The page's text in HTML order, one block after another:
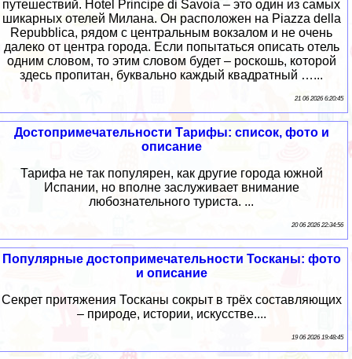
путешествий. Hotel Principe di Savoia – это один из самых
шикарных отелей Милана. Он расположен на Piazza della
Repubblica, рядом с центральным вокзалом и не очень
далеко от центра города. Если попытаться описать отель
одним словом, то этим словом будет – роскошь, которой
здесь пропитан, буквально каждый квадратный …...
21 06 2026 6:20:45
Достопримечательности Тарифы: список, фото и
описание
Тарифа не так популярен, как другие города южной
Испании, но вполне заслуживает внимание
любознательного туриста. ...
20 06 2026 22:34:56
Популярные достопримечательности Тосканы: фото
и описание
Секрет притяжения Тосканы сокрыт в трёх составляющих
– природе, истории, искусстве....
19 06 2026 19:48:45